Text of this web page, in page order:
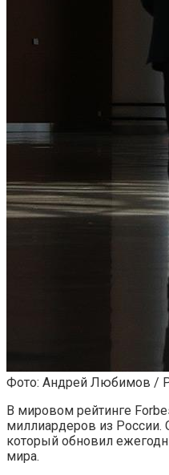
Фото: Андрей Любимов /
В мировом рейтинге
миллиардеров из
который обновил
мира.